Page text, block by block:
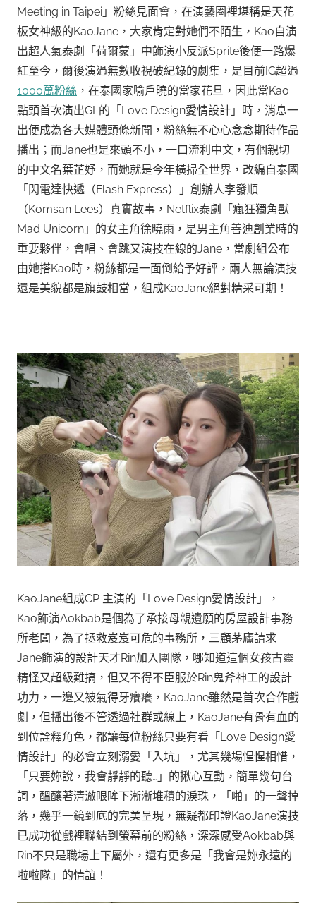
Meeting in Taipei」粉絲見面會，在演藝圈裡堪稱是天花
板女神級的KaoJane，大家肯定對她們不陌生，Kao自演
出超人氣泰劇「荷爾蒙」中飾演小反派Sprite後便一路爆
紅至今，爾後演過無數收視破紀錄的劇集，是目前IG超過
1000萬粉絲 ，在泰國家喻戶曉的當家花旦，因此當Kao
點頭首次演出GL的「Love Design愛情設計」時，消息一
出便成為各大媒體頭條新聞，粉絲無不心心念念期待作品
播出；而Jane也是來頭不小，一口流利中文，有個親切
的中文名葉芷妤，而她就是今年橫掃全世界，改編自泰國
「閃電達快遞（Flash Express）」創辦人李發順
（Komsan Lees）真實故事，Netflix泰劇「瘋狂獨角獸
Mad Unicorn」的女主角徐曉雨，是男主角善迪創業時的
重要夥伴，會唱、會跳又演技在線的Jane，當劇組公布
由她搭Kao時，粉絲都是一面倒給予好評，兩人無論演技
還是美貌都是旗鼓相當，組成KaoJane絕對精采可期！
KaoJane組成CP 主演的「Love Design愛情設計」，
Kao飾演Aokbab是個為了承接母親遺願的房屋設計事務
所老闆，為了拯救岌岌可危的事務所，三顧茅廬請求
Jane飾演的設計天才Rin加入團隊，哪知道這個女孩古靈
精怪又超級難搞，但又不得不臣服於Rin鬼斧神工的設計
功力，一邊又被氣得牙癢癢，KaoJane雖然是首次合作戲
劇，但播出後不管透過社群或線上，KaoJane有骨有血的
到位詮釋角色，都讓每位粉絲只要有看「Love Design愛
情設計」的必會立刻溺愛「入坑」，尤其幾場惺惺相惜，
「只要妳說，我會靜靜的聽…」的揪心互動，簡單幾句台
詞，醞釀著清澈眼眸下漸漸堆積的淚珠，「啪」的一聲掉
落，幾乎一鏡到底的完美呈現，無疑都印證KaoJane演技
已成功從戲裡聯結到螢幕前的粉絲，深深感受Aokbab與
Rin不只是職場上下屬外，還有更多是「我會是妳永遠的
啦啦隊」的情誼！